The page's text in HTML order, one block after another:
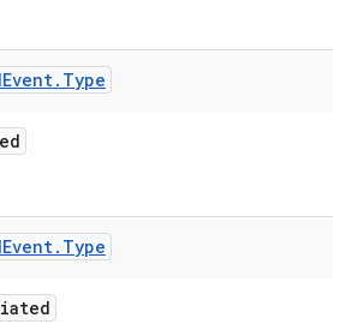
Event. Type
Event. Type